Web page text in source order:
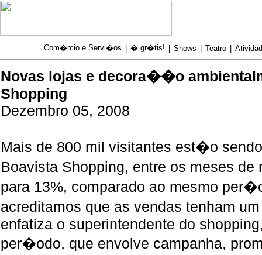
Com�rcio e Servi�os � gr�tis! Shows Teatro
Novas lojas e decora��o
Shopping
Dezembro 05, 2008
Mais de 800 mil visitantes est�o
Boavista Shopping, entre os meses
para 13%, comparado ao mesmo
acreditamos que as vendas tenham
enfatiza o superintendente do
per�odo, que envolve campanha,